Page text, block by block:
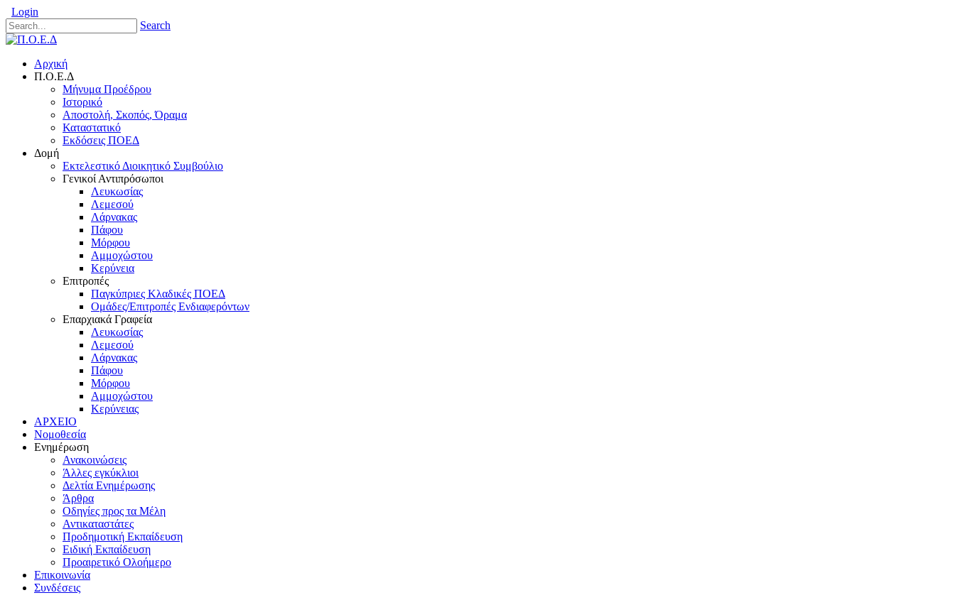
Login
Search
Αρχική
Π.Ο.Ε.Δ
Μήνυμα Προέδρου
Ιστορικό
Αποστολή, Σκοπός, Όραμα
Καταστατικό
Εκδόσεις ΠΟΕΔ
Δομή
Εκτελεστικό Διοικητικό Συμβούλιο
Γενικοί Αντιπρόσωποι
Λευκωσίας
Λεμεσού
Λάρνακας
Πάφου
Μόρφου
Αμμοχώστου
Κερύνεια
Επιτροπές
Παγκύπριες Κλαδικές ΠΟΕΔ
Ομάδες/Επιτροπές Ενδιαφερόντων
Επαρχιακά Γραφεία
Λευκωσίας
Λεμεσού
Λάρνακας
Πάφου
Μόρφου
Αμμοχώστου
Κερύνειας
ΑΡΧΕΙΟ
Νομοθεσία
Ενημέρωση
Ανακοινώσεις
Άλλες εγκύκλιοι
Δελτία Ενημέρωσης
Άρθρα
Οδηγίες προς τα Μέλη
Αντικαταστάτες
Προδημοτική Εκπαίδευση
Ειδική Εκπαίδευση
Προαιρετικό Ολοήμερο
Επικοινωνία
Συνδέσεις